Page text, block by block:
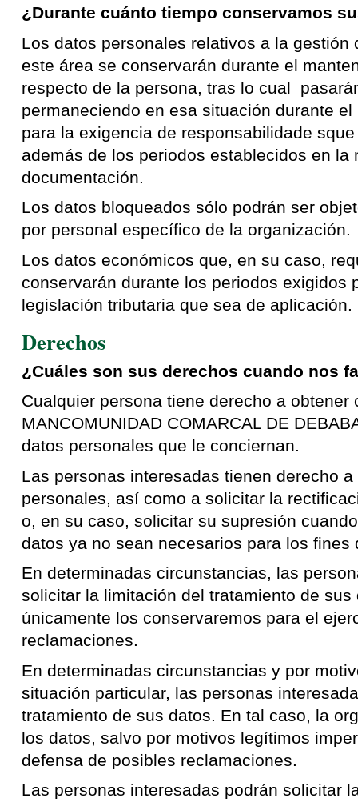
¿Durante cuánto tiempo conservamos
Los datos personales relativos a la gestión
este área se conservarán durante el
respecto de la persona, tras lo cual
permaneciendo en esa situación durante
para la exigencia de responsabilidade
además de los periodos establecidos en
documentación.
Los datos bloqueados sólo podrán ser
por personal específico de la organización.
Los datos económicos que, en su caso,
conservarán durante los periodos exigidos
legislación tributaria que sea de aplicación.
Derechos
¿Cuáles son sus derechos cuando nos
Cualquier persona tiene derecho a obtener
MANCOMUNIDAD COMARCAL DE
datos personales que le conciernan.
Las personas interesadas tienen derecho
personales, así como a solicitar la
o, en su caso, solicitar su supresión
datos ya no sean necesarios para los fines
En determinadas circunstancias, las
solicitar la limitación del tratamiento de
únicamente los conservaremos para el
reclamaciones.
En determinadas circunstancias y por
situación particular, las personas
tratamiento de sus datos. En tal caso, la
los datos, salvo por motivos legítimos
defensa de posibles reclamaciones.
Las personas interesadas podrán solicitar